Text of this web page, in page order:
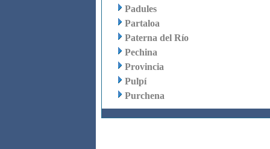
Padules
Partaloa
Paterna del Río
Pechina
Provincia
Pulpí
Purchena